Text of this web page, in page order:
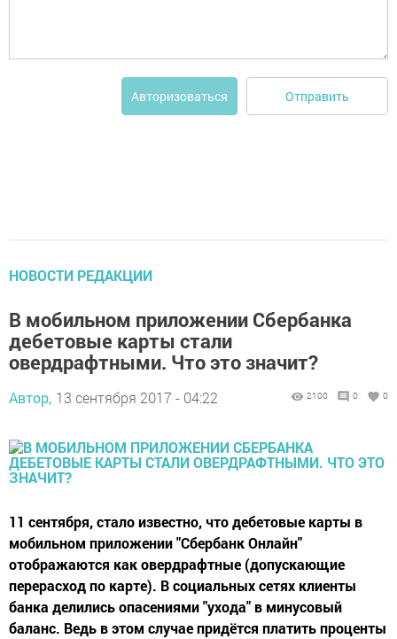
Авторизоваться Отправить
НОВОСТИ РЕДАКЦИИ
В мобильном приложении Сбербанка
дебетовые карты стали
овердрафтными. Что это значит?
Автор, 13 сентября 2017 - 04:22 2100 0 0
11 сентября, стало известно, что дебетовые карты в
мобильном приложении "Сбербанк Онлайн"
отображаются как овердрафтные (допускающие
перерасход по карте). В социальных сетях клиенты
банка делились опасениями "ухода" в минусовый
баланс. Ведь в этом случае придётся платить проценты